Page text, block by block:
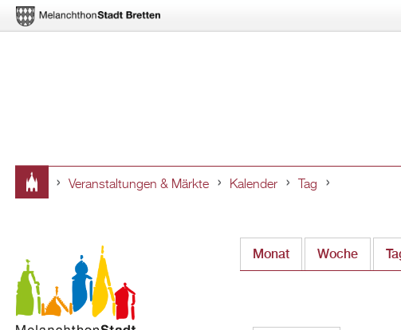
hier
Veranstaltungen & Märkte Kalender Tag
Monat Woche